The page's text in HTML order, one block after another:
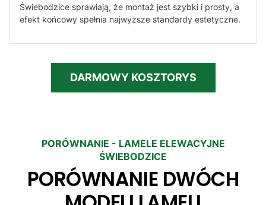
Świebodzice sprawiają, że montaż jest szybki i prosty, a
efekt końcowy spełnia najwyższe standardy estetyczne.
DARMOWY KOSZTORYS
PORÓWNANIE - LAMELE ELEWACYJNE
ŚWIEBODZICE
PORÓWNANIE DWÓCH